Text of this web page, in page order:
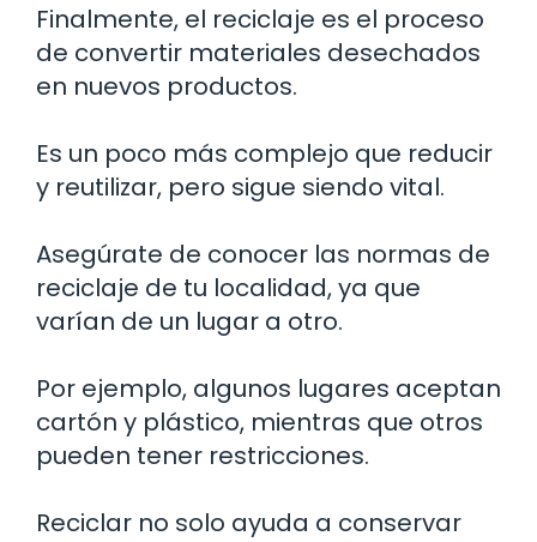
Finalmente, el reciclaje es el proceso
de convertir materiales desechados
en nuevos productos.
Es un poco más complejo que reducir
y reutilizar, pero sigue siendo vital.
Asegúrate de conocer las normas de
reciclaje de tu localidad, ya que
varían de un lugar a otro.
Por ejemplo, algunos lugares aceptan
cartón y plástico, mientras que otros
pueden tener restricciones.
Reciclar no solo ayuda a conservar